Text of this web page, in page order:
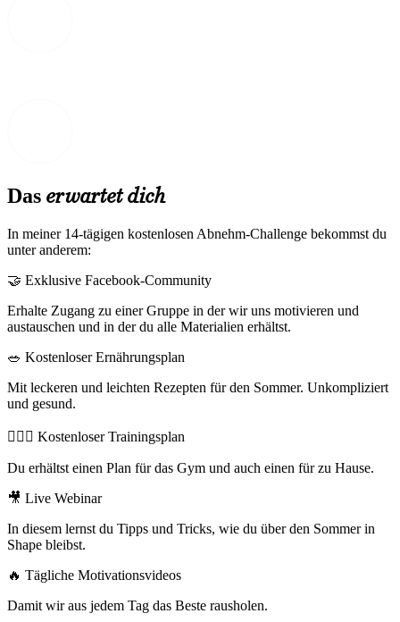
Das erwartet dich
In meiner 14-tägigen kostenlosen Abnehm-Challenge bekommst du
unter anderem:
🤝 Exklusive Facebook-Community
Erhalte Zugang zu einer Gruppe in der wir uns motivieren und
austauschen und in der du alle Materialien erhältst.
🥗 Kostenloser Ernährungsplan
Mit leckeren und leichten Rezepten für den Sommer. Unkompliziert
und gesund.
🏋🏼‍♀️ Kostenloser Trainingsplan
Du erhältst einen Plan für das Gym und auch einen für zu Hause.
🎥 Live Webinar
In diesem lernst du Tipps und Tricks, wie du über den Sommer in
Shape bleibst.
🔥 Tägliche Motivationsvideos
Damit wir aus jedem Tag das Beste rausholen.